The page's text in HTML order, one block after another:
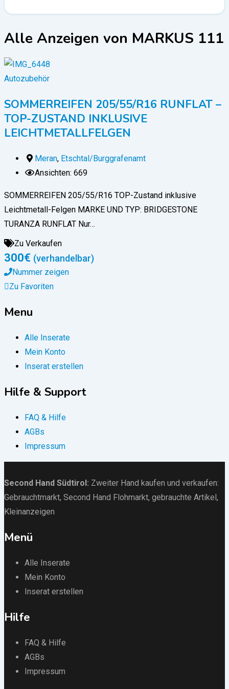
Alle Anzeigen von MARKUS 111
Autozubehör
SOMMERREIFEN 205/55/R16 RUNFLAT –
TOP-ZUSTAND INKLUSIVE
LEICHTMETALLFELGEN
Meran, Etschtal/Burggrafenamt
Ansichten: 669
SOMMERREIFEN 205/55/R16 TOP-Zustand inklusive
Leichtmetall-Felgen MARKE UND TYP: BRIDGESTONE
TURANZA RUNFLAT Nur…
Zu Verkaufen
300€ (verhandelbar)
Nummer zeigen
Zu Favoriten
Menu
Alle Inserate
Mein Konto
Inserat erstellen
Hilfe & Support
FAQ & Hilfe
AGBs
Impressum
Second Hand Südtirol : Zweiter Hand kaufen und verkaufen:
Gebrauchtmarkt, Second Hand Flohmarkt, gebrauchte Artikel ,
Kleinanzeigen
Menü
Alle Inserate
Mein Konto
Inserat erstellen
Hilfe
FAQ & Hilfe
AGBs
Impressum